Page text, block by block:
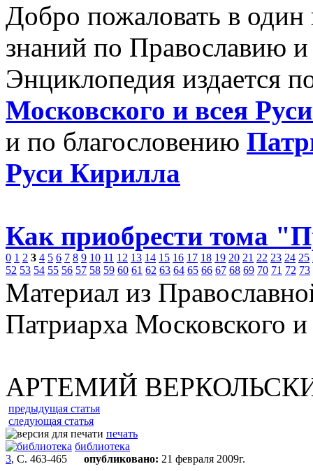
Добро пожаловать в
знаний по Православию
Энциклопедия издается
Московского и всея
и по благословению
Руси Кирилла
Как приобрести тома
0 1 2 3 4 5 6 7 8 9 10 11 12 13 14 15 16 17 18 19 20 21 22 23 24 25
52 53 54 55 56 57 58 59 60 61 62 63 64 65 66 67 68 69 70 71 72 73
Материал из
Патриарха Московского
АРТЕМИЙ
предыдущая статья
следующая статья
печать
библиотека
3, С. 463-465 опубликовано: 21 февраля 2009г.